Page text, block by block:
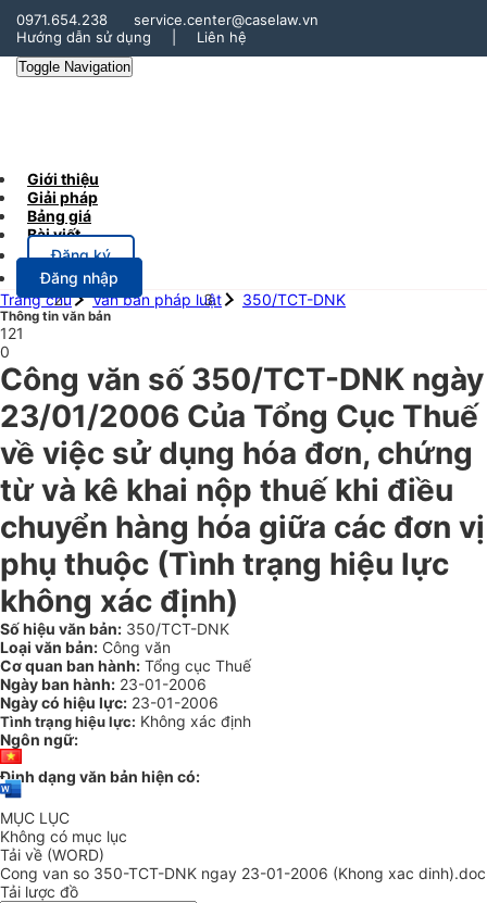
0971.654.238
service.center@caselaw.vn
Hướng dẫn sử dụng
Liên hệ
Toggle Navigation
Giới thiệu
Giải pháp
Bảng giá
Bài viết
Đăng ký
Đăng nhập
Trang chủ
Văn bản pháp luật 350/TCT-DNK
Thông tin văn bản
121
0
Công văn số 350/TCT-DNK ngày
23/01/2006 Của Tổng Cục Thuế
về việc sử dụng hóa đơn, chứng
từ và kê khai nộp thuế khi điều
chuyển hàng hóa giữa các đơn vị
phụ thuộc (Tình trạng hiệu lực
không xác định)
Số hiệu văn bản: 350/TCT-DNK
Loại văn bản: Công văn
Cơ quan ban hành: Tổng cục Thuế
Ngày ban hành: 23-01-2006
Ngày có hiệu lực: 23-01-2006
Tình trạng hiệu lực: Không xác định
Ngôn ngữ:
Định dạng văn bản hiện có:
MỤC LỤC
Không có mục lục
Tải về (WORD)
Cong van so 350-TCT-DNK ngay 23-01-2006 (Khong xac dinh).doc
Tải lược đồ